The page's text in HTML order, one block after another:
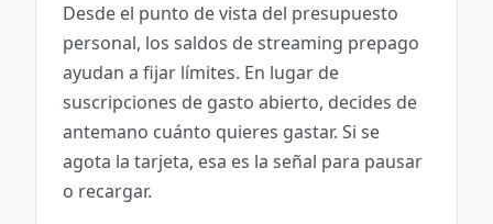
Desde el punto de vista del presupuesto
personal, los saldos de streaming prepago
ayudan a fijar límites. En lugar de
suscripciones de gasto abierto, decides de
antemano cuánto quieres gastar. Si se
agota la tarjeta, esa es la señal para pausar
o recargar.